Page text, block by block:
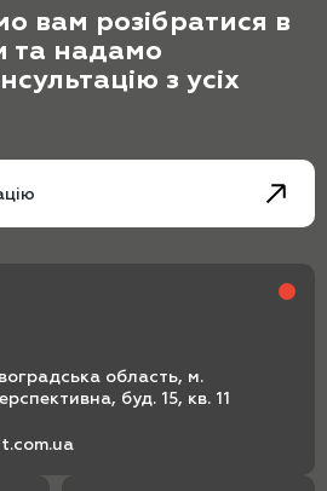
вам розібратися в
та надамо
з усіх
область, м.
буд. 15, кв. 11